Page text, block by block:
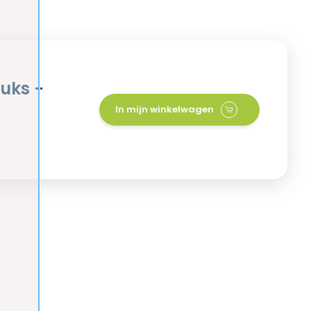
-
In mijn winkelwagen